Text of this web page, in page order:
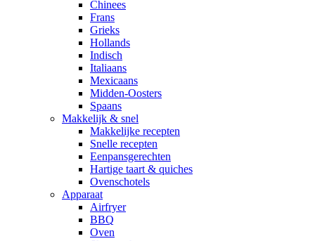
Chinees
Frans
Grieks
Hollands
Indisch
Italiaans
Mexicaans
Midden-Oosters
Spaans
Makkelijk & snel
Makkelijke recepten
Snelle recepten
Eenpansgerechten
Hartige taart & quiches
Ovenschotels
Apparaat
Airfryer
BBQ
Oven